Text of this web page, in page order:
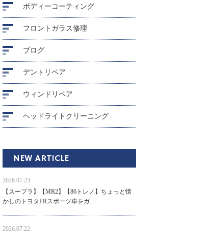
ボディーコーティング
フロントガラス修理
ブログ
デントリペア
ウィンドリペア
ヘッドライトクリーニング
NEW ARTICLE
2026.07.23
【スープラ】【MR2】【86トレノ】ちょっと懐
かしのトヨタFRスポーツ車をガ…
2026.07.22